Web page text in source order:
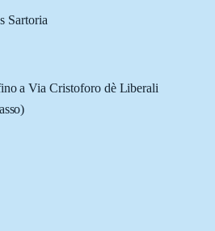
Sartoria
aVia Cristoforo dè Liberali